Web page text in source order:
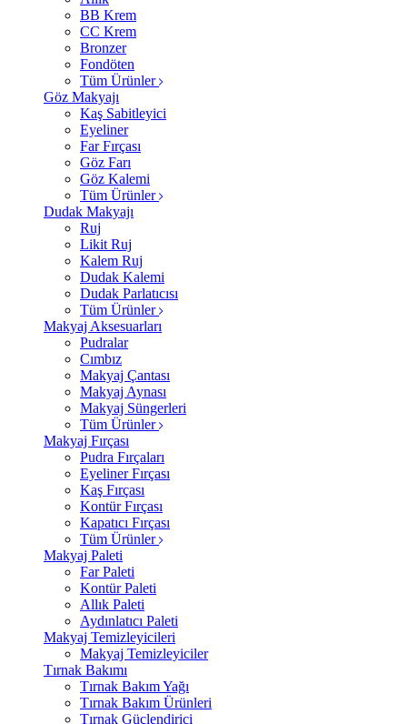
BB Krem
CC Krem
Bronzer
Fondöten
Tüm Ürünler
Göz Makyajı
Kaş Sabitleyici
Eyeliner
Far Fırçası
Göz Farı
Göz Kalemi
Tüm Ürünler
Dudak Makyajı
Ruj
Likit Ruj
Kalem Ruj
Dudak Kalemi
Dudak Parlatıcısı
Tüm Ürünler
Makyaj Aksesuarları
Pudralar
Cımbız
Makyaj Çantası
Makyaj Aynası
Makyaj Süngerleri
Tüm Ürünler
Makyaj Fırçası
Pudra Fırçaları
Eyeliner Fırçası
Kaş Fırçası
Kontür Fırçası
Kapatıcı Fırçası
Tüm Ürünler
Makyaj Paleti
Far Paleti
Kontür Paleti
Allık Paleti
Aydınlatıcı Paleti
Makyaj Temizleyicileri
Makyaj Temizleyiciler
Tırnak Bakımı
Tırnak Bakım Yağı
Tırnak Bakım Ürünleri
Tırnak Güçlendirici